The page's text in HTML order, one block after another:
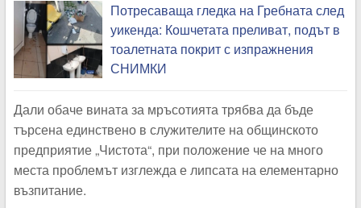
Потресаваща гледка на Гребната след
уикенда: Кошчетата преливат, подът в
тоалетната покрит с изпражнения
СНИМКИ
Дали обаче вината за мръсотията трябва да бъде
търсена единствено в служителите на общинското
предприятие „Чистота“, при положение че на много
места проблемът изглежда е липсата на елементарно
възпитание.